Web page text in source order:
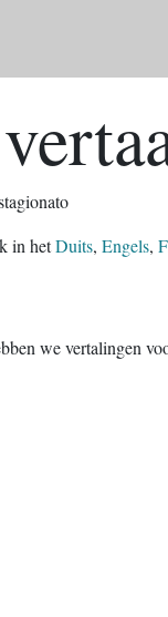
in hetDuits, Engels,
we vertalingen